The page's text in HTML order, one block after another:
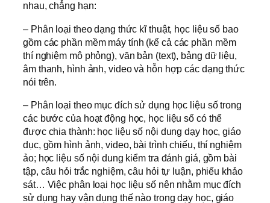
nhau, chẳng hạn:
– Phân loại theo dạng thức kĩ thuật, học liệu số bao
gồm các phần mềm máy tính (kể cả các phần mềm
thí nghiệm mô phỏng), văn bản (text), bảng dữ liệu,
âm thanh, hình ảnh, video và hỗn hợp các dạng thức
nói trên.
– Phân loại theo mục đích sử dụng học liệu số trong
các bước của hoạt động học, học liệu số có thể
được chia thành: học liệu số nội dung dạy học, giáo
dục, gồm hình ảnh, video, bài trình chiếu, thí nghiệm
ảo; học liệu số nội dung kiểm tra đánh giá, gồm bài
tập, câu hỏi trắc nghiệm, câu hỏi tự luận, phiếu khảo
sát… Việc phân loại học liệu số nên nhằm mục đích
sử dụng hay vận dụng thế nào trong dạy học, giáo